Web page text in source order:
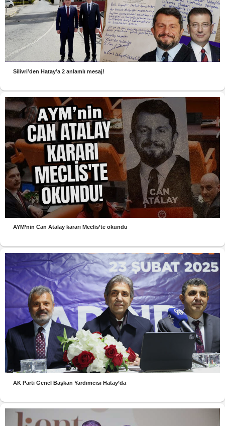
Silivri’den Hatay’a 2 anlamlı mesaj!
AYM’nin Can Atalay kararı Meclis’te okundu
AK Parti Genel Başkan Yardımcısı Hatay’da